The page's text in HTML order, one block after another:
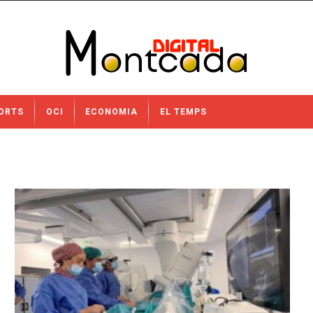
OCI ECONOMIA EL TEMPS